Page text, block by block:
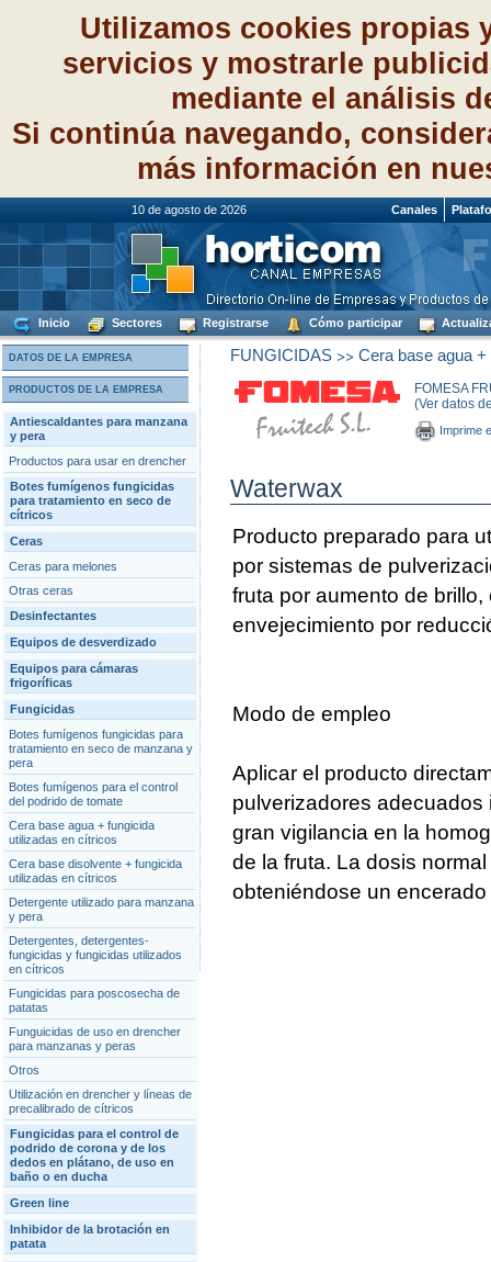
Utilizamos cookies propias
servicios y mostrarle
mediante el análisis
Si continúa navegando,
más información en
10 de agosto de 2026 Canales
Inicio Sectores Registrarse Cómo participar
DATOS DE LA EMPRESA
PRODUCTOS DE LA EMPRESA
Antiescaldantes para manzana
y pera
Productos para usar en drencher
Botes fumígenos fungicidas
para tratamiento en seco de
cítricos
Ceras
Ceras para melones
Otras ceras
Desinfectantes
Equipos de desverdizado
Equipos para cámaras
frigoríficas
Fungicidas
Botes fumígenos fungicidas para
tratamiento en seco de manzana y
pera
Botes fumígenos para el control
del podrido de tomate
Cera base agua + fungicida
utilizadas en cítricos
Cera base disolvente + fungicida
utilizadas en cítricos
Detergente utilizado para manzana
y pera
Detergentes, detergentes-
fungicidas y fungicidas utilizados
en cítricos
Fungicidas para poscosecha de
patatas
Funguicidas de uso en drencher
para manzanas y peras
Otros
Utilización en drencher y líneas de
precalibrado de cítricos
Fungicidas para el control de
podrido de corona y de los
dedos en plátano, de uso en
baño o en ducha
Green line
Inhibidor de la brotación en
patata
FUNGICIDAS>> Cera base agua
FOMESA
(Ver datos
Imprime
Waterwax
Producto preparado para
por sistemas de
fruta por aumento de
envejecimiento por
Modo de empleo
Aplicar el producto
pulverizadores
gran vigilancia en la
de la fruta. La dosis
obteniéndose un